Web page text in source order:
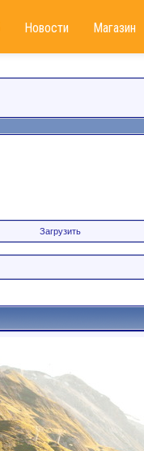
Новости Магазин
Загрузить